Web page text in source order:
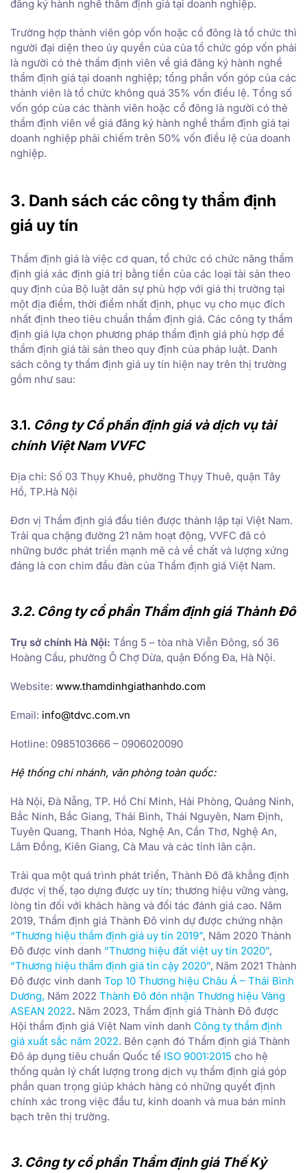
đăng ký hành nghề thẩm định giá tại doanh nghiệp.
Trường hợp thành viên góp vốn hoặc cổ đông là tổ chức thì
người đại diện theo ủy quyền của của tổ chức góp vốn phải
là người có thẻ thẩm định viên về giá đăng ký hành nghề
thẩm định giá tại doanh nghiệp; tổng phần vốn góp của các
thành viên là tổ chức không quá 35% vốn điều lệ. Tổng số
vốn góp của các thành viên hoặc cổ đông là người có thẻ
thẩm định viên về giá đăng ký hành nghề thẩm định giá tại
doanh nghiệp phải chiếm trên 50% vốn điều lệ của doanh
nghiệp.
3. Danh sách các công ty thẩm định
giá uy tín
Thẩm định giá là việc cơ quan, tổ chức có chức năng thẩm
định giá xác định giá trị bằng tiền của các loại tài sản theo
quy định của Bộ luật dân sự phù hợp với giá thị trường tại
một địa điểm, thời điểm nhất định, phục vụ cho mục đích
nhất định theo tiêu chuẩn thẩm định giá. Các công ty thẩm
định giá lựa chọn phương pháp thẩm định giá phù hợp để
thẩm định giá tài sản theo quy định của pháp luật. Danh
sách công ty thẩm định giá uy tín hiện nay trên thị trường
gồm như sau:
3.1. Công ty Cổ phần định giá và dịch vụ tài
chính Việt Nam VVFC
Địa chỉ: Số 03 Thụy Khuê, phường Thụy Thuê, quận Tây
Hồ, TP.Hà Nội
Đơn vị Thẩm định giá đầu tiên được thành lập tại Việt Nam.
Trải qua chặng đường 21 năm hoạt động, VVFC đã có
những bước phát triển mạnh mẽ cả về chất và lượng xứng
đáng là con chim đầu đàn của Thẩm định giá Việt Nam.
3.2. Công ty cổ phần Thẩm định giá Thành Đô
Trụ sở chính Hà Nội: Tầng 5 – tòa nhà Viễn Đông, số 36
Hoàng Cầu, phường Ô Chợ Dừa, quận Đống Đa, Hà Nội.
Website: www.thamdinhgiathanhdo.com
Email: info@tdvc.com.vn
Hotline: 0985103666 – 0906020090
Hệ thống chi nhánh, văn phòng toàn quốc:
Hà Nội, Đà Nẵng, TP. Hồ Chí Minh, Hải Phòng, Quảng Ninh,
Bắc Ninh, Bắc Giang, Thái Bình, Thái Nguyên, Nam Định,
Tuyên Quang, Thanh Hóa, Nghệ An, Cần Thơ, Nghệ An,
Lâm Đồng, Kiên Giang, Cà Mau và các tỉnh lân cận.
Trải qua một quá trình phát triển, Thành Đô đã khẳng định
được vị thế, tạo dựng được uy tín; thương hiệu vững vàng,
lòng tin đối với khách hàng và đối tác đánh giá cao. Năm
2019, Thẩm định giá Thành Đô vinh dự được chứng nhận
“Thương hiệu thẩm định giá uy tín 2019”, Năm 2020 Thành
Đô được vinh danh “Thương hiệu đất việt uy tín 2020”,
“Thương hiệu thẩm định giá tin cậy 2020”, Năm 2021 Thành
Đô được vinh danh Top 10 Thương hiệu Châu Á – Thái Bình
Dương, Năm 2022 Thành Đô đón nhận Thương hiệu Vàng
ASEAN 2022. Năm 2023, Thẩm định giá Thành Đô được
Hội thẩm định giá Việt Nam vinh danh Công ty thẩm định
giá xuất sắc năm 2022. Bên cạnh đó Thẩm định giá Thành
Đô áp dụng tiêu chuẩn Quốc tế ISO 9001:2015 cho hệ
thống quản lý chất lượng trong dịch vụ thẩm định giá góp
phần quan trọng giúp khách hàng có những quyết định
chính xác trong việc đầu tư, kinh doanh và mua bán minh
bạch trên thị trường.
3. Công ty cổ phần Thẩm định giá Thế Kỷ